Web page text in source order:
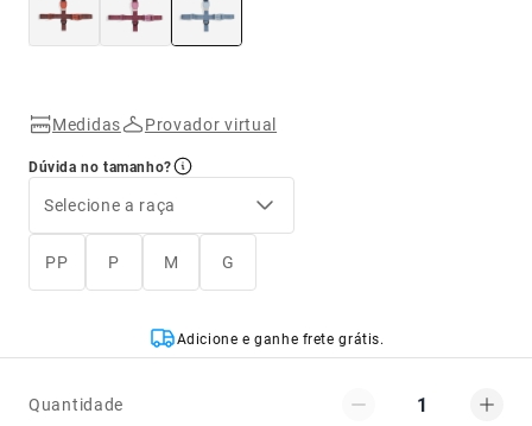
Medidas Provador virtual
Dúvida no tamanho?
Selecione a raça
PP P M G
Adicione e ganhe frete grátis.
Quantidade 1